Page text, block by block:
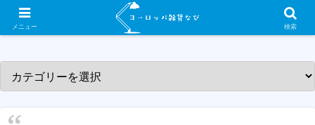
ヨーロッパ各国の素敵な雑貨屋さんを紹介するサイトです！
メニュー 検索